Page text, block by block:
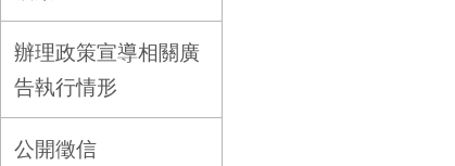
辦理政策宣導相關廣
告執行情形
公開徵信